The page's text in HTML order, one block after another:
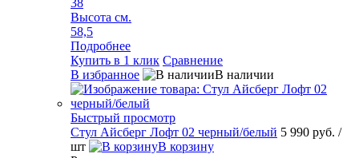
38
Высота см.
58,5
Подробнее
Купить в 1 клик Сравнение
В избранное
В наличии
Быстрый просмотр
Стул Айсберг Лофт 02 черный/белый 5 990 руб. /
шт
В корзину